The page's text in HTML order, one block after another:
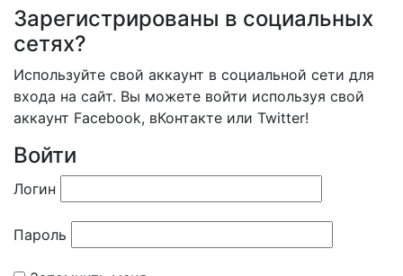
Зарегистрированы в социальных
сетях?
Используйте свой аккаунт в социальной сети для
входа на сайт. Вы можете войти используя свой
аккаунт Facebook, вКонтакте или Twitter!
Войти
Логин
Пароль